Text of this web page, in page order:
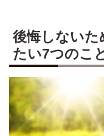
後悔しないた
たい7つのこ